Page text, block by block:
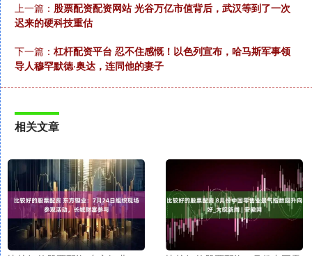
上一篇： 股票配资配资网站 光谷万亿市值背后，武汉等到了一次
迟来的硬科技重估
下一篇： 杠杆配资平台 忍不住感慨！以色列宣布，哈马斯军事领
导人穆罕默德·奥达，连同他的妻子
相关文章